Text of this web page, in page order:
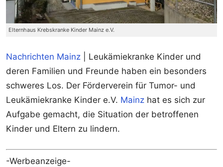
Elternhaus Krebskranke Kinder Mainz e.V.
Nachrichten Mainz | Leukämiekranke Kinder und
deren Familien und Freunde haben ein besonders
schweres Los. Der Förderverein für Tumor- und
Leukämiekranke Kinder e.V. Mainz hat es sich zur
Aufgabe gemacht, die Situation der betroffenen
Kinder und Eltern zu lindern.
-Werbeanzeige-